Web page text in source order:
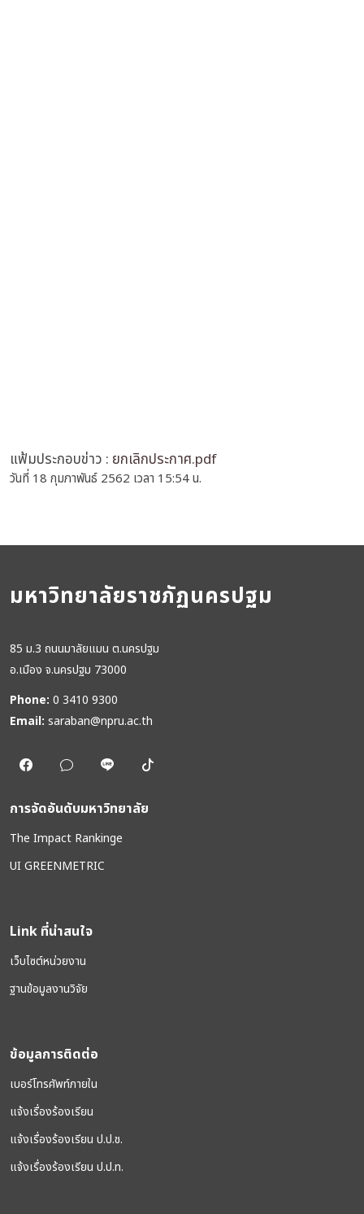
แฟ้มประกอบข่าว : ยกเลิกประกาศ.pdf
วันที่ 18 กุมภาพันธ์ 2562 เวลา 15:54 น.
มหาวิทยาลัยราชภัฏนครปฐม
85 ม.3 ถนนมาลัยแมน ต.นครปฐม
อ.เมือง จ.นครปฐม 73000
Phone: 0 3410 9300
Email: saraban@npru.ac.th
การจัดอันดับมหาวิทยาลัย
The Impact Rankinge
UI GREENMETRIC
Link ที่น่าสนใจ
เว็บไซต์หน่วยงาน
ฐานข้อมูลงานวิจัย
ข้อมูลการติดต่อ
เบอร์โทรศัพท์ภายใน
แจ้งเรื่องร้องเรียน
แจ้งเรื่องร้องเรียน ป.ป.ช.
แจ้งเรื่องร้องเรียน ป.ป.ท.